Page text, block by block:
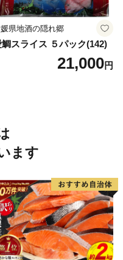
県地酒の隠れ郷
鯛スライス ５パック(142)
21,000円
ます